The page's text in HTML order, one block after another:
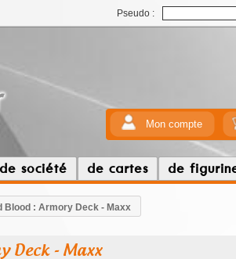
Pseudo :
Mon compte
de société de cartes de
Blood : Armory Deck - Maxx
Deck - Maxx